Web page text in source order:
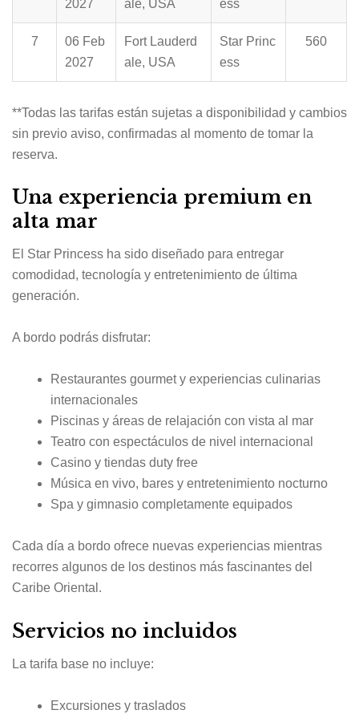
2027 ale, USA ess
7
06 Feb
2027
Fort Lauderd
ale, USA
Star Princ
ess
560
**Todas las tarifas están sujetas a disponibilidad y cambios
sin previo aviso, confirmadas al momento de tomar la
reserva.
Una experiencia premium en
alta mar
El Star Princess ha sido diseñado para entregar
comodidad, tecnología y entretenimiento de última
generación.
A bordo podrás disfrutar:
Restaurantes gourmet y experiencias culinarias
internacionales
Piscinas y áreas de relajación con vista al mar
Teatro con espectáculos de nivel internacional
Casino y tiendas duty free
Música en vivo, bares y entretenimiento nocturno
Spa y gimnasio completamente equipados
Cada día a bordo ofrece nuevas experiencias mientras
recorres algunos de los destinos más fascinantes del
Caribe Oriental.
Servicios no incluidos
La tarifa base no incluye:
Excursiones y traslados